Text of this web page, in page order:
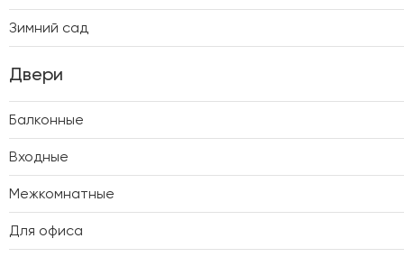
Зимний сад
Двери
Балконные
Входные
Межкомнатные
Для офиса